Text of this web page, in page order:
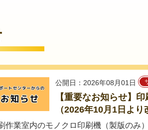
公開日：2026年08月01日
【重要なお知らせ】
（2026年10月1日より
作業室内のモノクロ印刷機（製版のみ